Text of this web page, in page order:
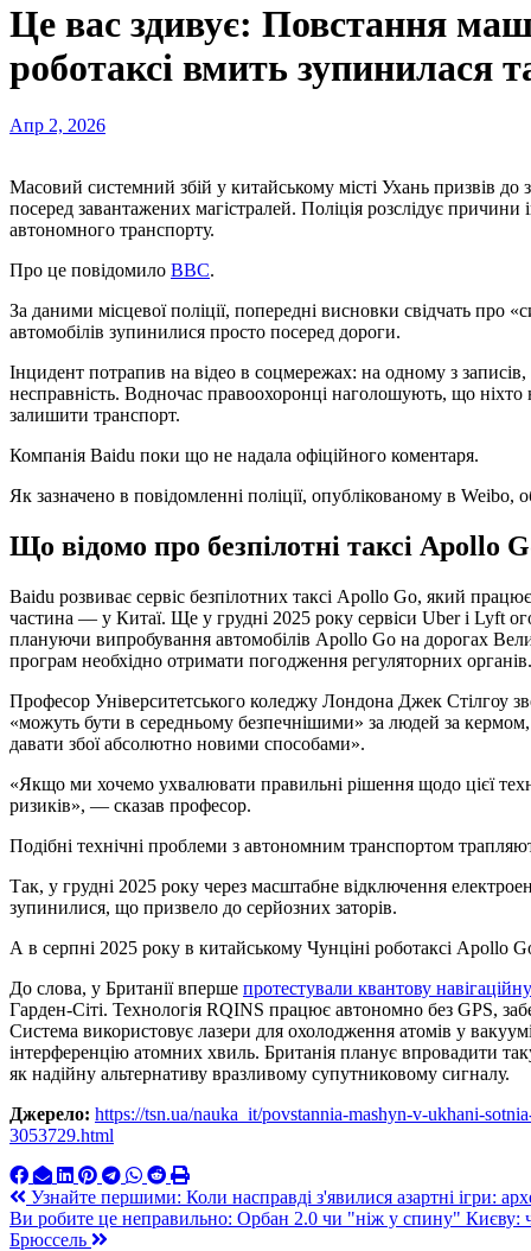
Це вас здивує: Повстання
роботаксі вмить зупинилася
Апр 2, 2026
Масовий системний збій у китайському місті Ухань призвів
посеред завантажених магістралей. Поліція розслідує
автономного транспорту.
Про це повідомило BBC.
За даними місцевої поліції, попередні висновки свідчать про
автомобілів зупинилися просто посеред дороги.
Інцидент потрапив на відео в соцмережах: на одному з записів,
несправність. Водночас правоохоронці наголошують, що
залишити транспорт.
Компанія Baidu поки що не надала офіційного коментаря.
Як зазначено в повідомленні поліції, опублікованому в Weibo,
Що відомо про безпілотні таксі Apollo
Baidu розвиває сервіс безпілотних таксі Apollo Go, який
частина — у Китаї. Ще у грудні 2025 року сервіси Uber і Lyft
плануючи випробування автомобілів Apollo Go на дорогах
програм необхідно отримати погодження регуляторних органів.
Професор Університетського коледжу Лондона Джек Стілгоу
«можуть бути в середньому безпечнішими» за людей за
давати збої абсолютно новими способами».
«Якщо ми хочемо ухвалювати правильні рішення щодо цієї
ризиків», — сказав професор.
Подібні технічні проблеми з автономним транспортом
Так, у грудні 2025 року через масштабне відключення
зупинилися, що призвело до серйозних заторів.
А в серпні 2025 року в китайському Чунціні роботаксі Apollo
До слова, у Британії вперше протестували квантову
Гарден-Сіті. Технологія RQINS працює автономно без GPS,
Система використовує лазери для охолодження атомів у
інтерференцію атомних хвиль. Британія планує впровадити
як надійну альтернативу вразливому супутниковому сигналу.
Джерело: https://tsn.ua/nauka_it/povstannia-mashyn-v-ukhani-
3053729.html
Навигация
по
Узнайте першими: Коли насправді з'явилися азартні ігри:
Ви робите це неправильно: Орбан 2.0 чи "ніж у спину"
Брюссель